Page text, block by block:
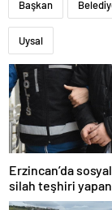
Başkan
Uysal
Erzincan’da
silah teşhiri
yakalandı